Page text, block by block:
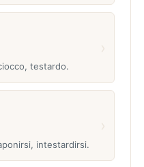
testardo.
intestardirsi.